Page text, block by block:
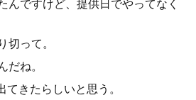
んですけど、提供日でやってなく
切って。
だね。
てきたらしいと思う。